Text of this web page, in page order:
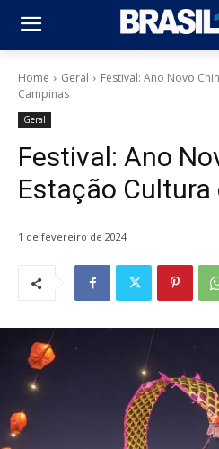
Home Geral
Festival: Ano Novo
Campinas
Geral
Festival: Ano
Estação
1 de fevereiro de 2024